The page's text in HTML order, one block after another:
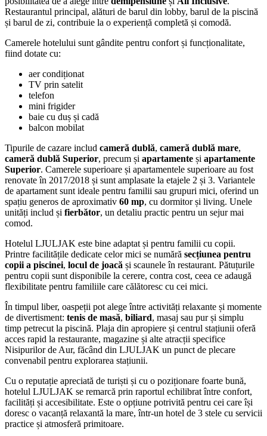
Restaurantul principal, alături de barul din lobby, barul de la piscină
și barul de zi, contribuie la o experiență completă și comodă.
Camerele hotelului sunt gândite pentru confort și funcționalitate,
fiind dotate cu:
aer condiționat
TV prin satelit
telefon
mini frigider
baie cu duș și cadă
balcon mobilat
Tipurile de cazare includ cameră dublă, cameră dublă mare,
cameră dublă Superior, precum și apartamente și apartamente
Superior. Camerele superioare și apartamentele superioare au fost
renovate în 2017/2018 și sunt amplasate la etajele 2 și 3. Variantele
de apartament sunt ideale pentru familii sau grupuri mici, oferind un
spațiu generos de aproximativ 60 mp, cu dormitor și living. Unele
unități includ și fierbător, un detaliu practic pentru un sejur mai
comod.
Hotelul LJULJAK este bine adaptat și pentru familii cu copii.
Printre facilitățile dedicate celor mici se numără secțiunea pentru
copii a piscinei, locul de joacă și scaunele în restaurant. Pătuțurile
pentru copii sunt disponibile la cerere, contra cost, ceea ce adaugă
flexibilitate pentru familiile care călătoresc cu cei mici.
În timpul liber, oaspeții pot alege între activități relaxante și momente
de divertisment: tenis de masă, biliard, masaj sau pur și simplu
timp petrecut la piscină. Plaja din apropiere și centrul stațiunii oferă
acces rapid la restaurante, magazine și alte atracții specifice
Nisipurilor de Aur, făcând din LJULJAK un punct de plecare
convenabil pentru explorarea stațiunii.
Cu o reputație apreciată de turiști și cu o poziționare foarte bună,
hotelul LJULJAK se remarcă prin raportul echilibrat între confort,
facilități și accesibilitate. Este o opțiune potrivită pentru cei care își
doresc o vacanță relaxantă la mare, într-un hotel de 3 stele cu servicii
practice și atmosferă primitoare.